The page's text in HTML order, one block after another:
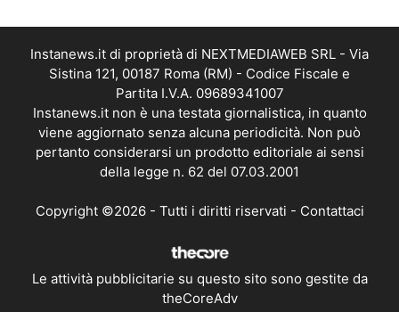
Instanews.it di proprietà di NEXTMEDIAWEB SRL - Via
Sistina 121, 00187 Roma (RM) - Codice Fiscale e
Partita I.V.A. 09689341007
Instanews.it non è una testata giornalistica, in quanto
viene aggiornato senza alcuna periodicità. Non può
pertanto considerarsi un prodotto editoriale ai sensi
della legge n. 62 del 07.03.2001
Copyright ©2026 - Tutti i diritti riservati - Contattaci
Le attività pubblicitarie su questo sito sono gestite da
theCoreAdv